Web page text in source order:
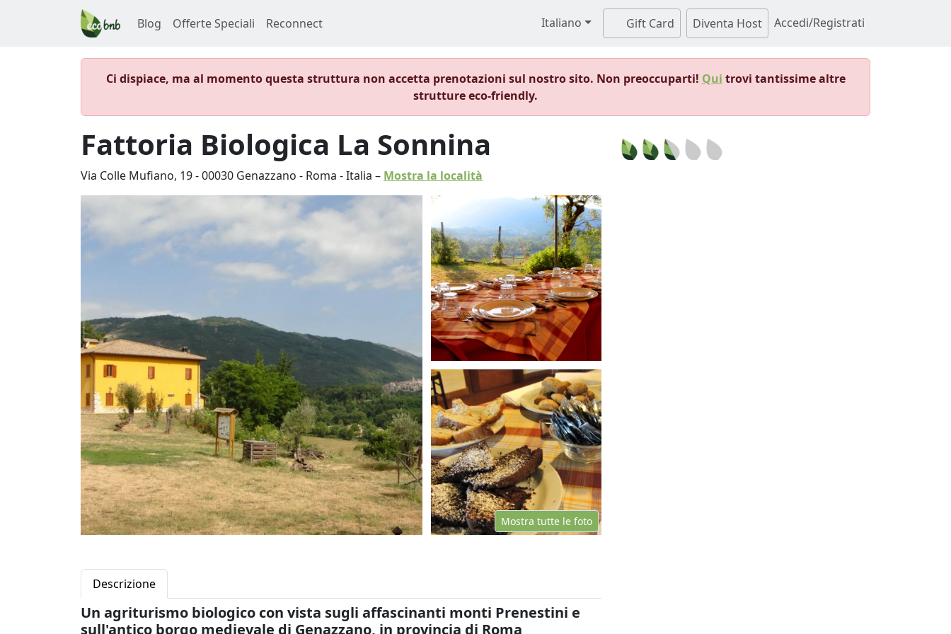
Blog Offerte Speciali Reconnect Italiano Gift Card Diventa Host Accedi/Registrati
Ci dispiace, ma al momento questa struttura non accetta prenotazioni sul nostro sito. Non preoccuparti! Qui trovi tantissime altre
strutture eco-friendly.
Fattoria Biologica La Sonnina
Via Colle Mufiano, 19-00030 Genazzano - Roma -Italia – Mostra la località
Mostra tutte le foto
Descrizione
Un agriturismo biologico con vista sugli affascinanti monti Prenestini e
sull'antico borgo medievale di Genazzano, in provincia di Roma